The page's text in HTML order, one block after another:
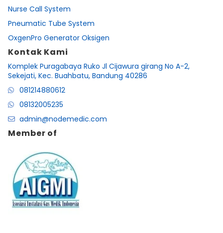
Nurse Call System
Pneumatic Tube System
OxgenPro Generator Oksigen
Kontak Kami
Komplek Puragabaya Ruko Jl Cijawura girang No A-2,
Sekejati, Kec. Buahbatu, Bandung 40286
081214880612
08132005235
admin@nodemedic.com
Member of